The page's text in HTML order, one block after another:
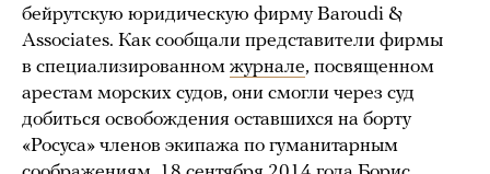
бейрутскую юридическую фирму Baroudi &
Associates. Как сообщали представители фирмы
в специализированном журнале, посвященном
арестам морских судов, они смогли через суд
добиться освобождения оставшихся на борту
«Росуса» членов экипажа по гуманитарным